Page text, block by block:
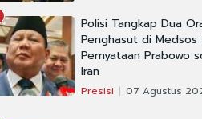
Polisi Tangkap Dua
Penghasut di
Pernyataan Prabowo
Iran
Presisi 07 Agustus